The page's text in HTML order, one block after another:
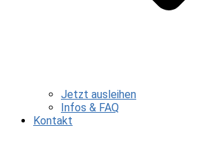
Jetzt ausleihen
Infos & FAQ
Kontakt